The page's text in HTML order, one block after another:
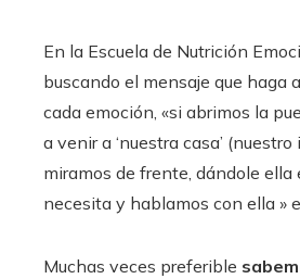
En la Escuela de Nutrición
buscando el mensaje que haga
cada emoción, «si abrimos la
a venir a ‘nuestra casa’
miramos de frente, dándole ella
necesita y hablamos con ella »
Muchas veces preferible